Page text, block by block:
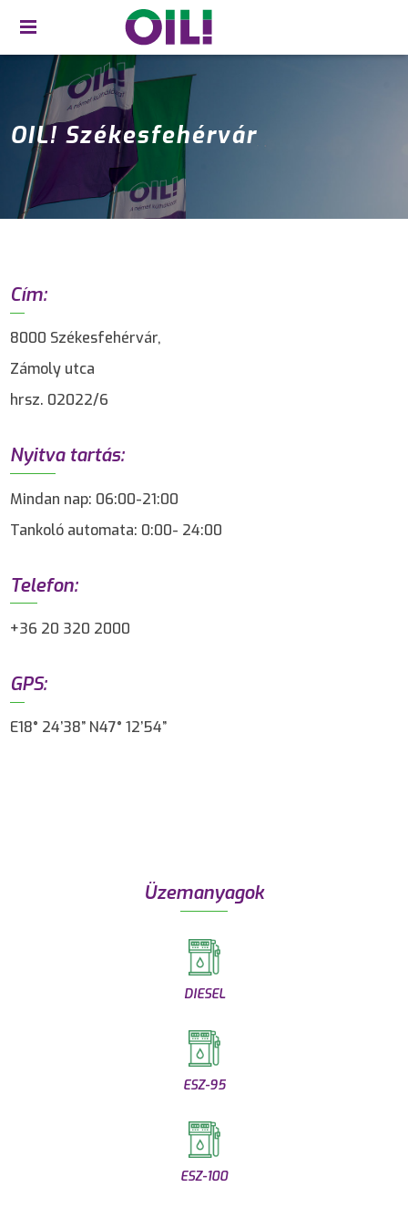
OIL! Székesfehérvár
Cím:
8000 Székesfehérvár,
Zámoly utca
hrsz. 02022/6
Nyitva tartás:
Mindan nap: 06:00-21:00
Tankoló automata: 0:00- 24:00
Telefon:
+36 20 320 2000
GPS:
E18° 24’38” N47° 12’54”
Üzemanyagok
DIESEL
ESZ-95
ESZ-100